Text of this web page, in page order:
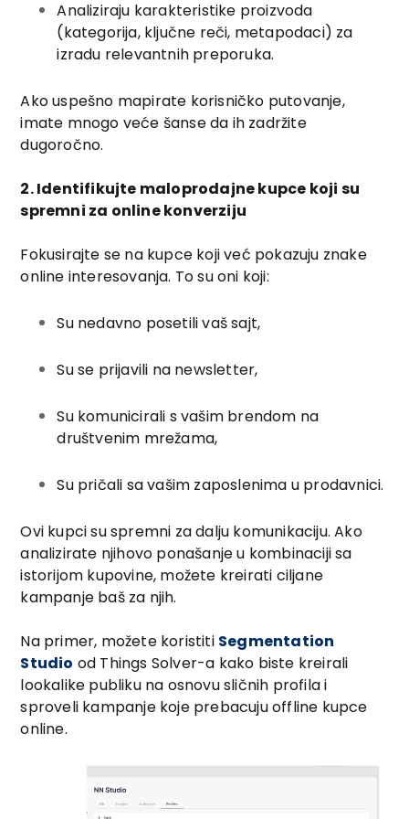
Analiziraju karakteristike proizvoda
(kategorija, ključne reči, metapodaci) za
izradu relevantnih preporuka.
Ako uspešno mapirate korisničko putovanje,
imate mnogo veće šanse da ih zadržite
dugoročno.
2. Identifikujte maloprodajne kupce koji su
spremni za online konverziju
Fokusirajte se na kupce koji već pokazuju znake
online interesovanja. To su oni koji:
Su nedavno posetili vaš sajt,
Su se prijavili na newsletter,
Su komunicirali s vašim brendom na
društvenim mrežama,
Su pričali sa vašim zaposlenima u prodavnici.
Ovi kupci su spremni za dalju komunikaciju. Ako
analizirate njihovo ponašanje u kombinaciji sa
istorijom kupovine, možete kreirati ciljane
kampanje baš za njih.
Na primer, možete koristiti Segmentation
Studio od Things Solver-a kako biste kreirali
lookalike publiku na osnovu sličnih profila i
sproveli kampanje koje prebacuju offline kupce
online.